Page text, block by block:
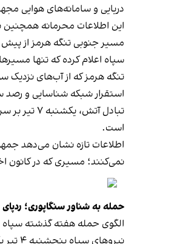
دریایی و سامانه‌های هوایی
این اطلاعات محرمانه
مسیر جنوبی تنگه هرمز از پیش
سپاه اعلام کرده که تنها
تنگه هرمز که از آب‌های نزدیک
استقرار شبکه شناسایی و رصد
تبادل
است.
اطلاعات تازه نشان می‌دهد
نمی‌کنند؛ مسیری که در کانون
حمله به شناور سنگاپوری؛
الگوی حمله هفته گذشته سپاه
نیروهای سپاه پنجشنبه ۴ تیر یک کشتی باری با پرچم سنگاپور را در تنگه هرمز و در نزدیکی سواحل عمان